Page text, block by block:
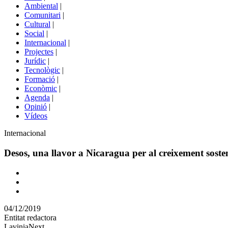
portals
Ambiental |
Comunitari |
Cultural |
Social |
Internacional |
Projectes |
Jurídic |
Tecnològic |
Formació |
Econòmic |
Agenda |
Opinió |
Vídeos
Àmbit
la
Internacional
Desos, una llavor a Nicaragua per al creixement
Comparteix
altres
xarxes
04/12/2019
Entitat redactora